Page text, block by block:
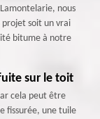
nous
projet soit un vrai
bitume à notre
sur le toit
cela peut être
fissurée, une tuile